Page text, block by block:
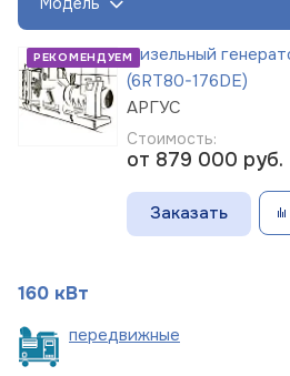
РЕКОМЕНДУЕМДизельный
(6RT80-176DE)
АРГУС
Стоимость:
от 879 000 руб.
Заказать
160 кВт
передвижные